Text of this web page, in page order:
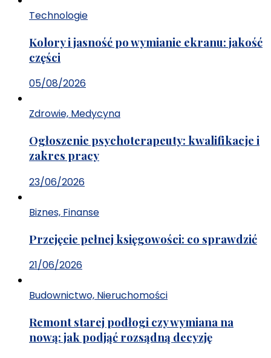
Technologie
Kolory i jasność po wymianie ekranu: jakość
części
05/08/2026
Zdrowie, Medycyna
Ogłoszenie psychoterapeuty: kwalifikacje i
zakres pracy
23/06/2026
Biznes, Finanse
Przejęcie pełnej księgowości: co sprawdzić
21/06/2026
Budownictwo, Nieruchomości
Remont starej podłogi czy wymiana na
nową: jak podjąć rozsądną decyzję